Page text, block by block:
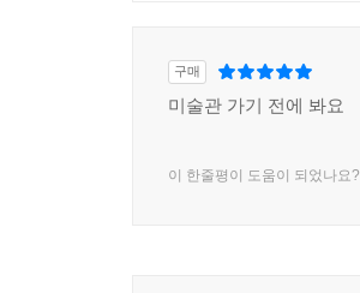
구매
미술관 가기 전에 봐요
이 한줄평이 도움이 되었나요?